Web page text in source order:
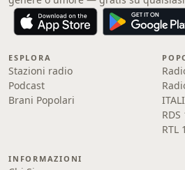
ESPLORA
Stazioni radio
Podcast
Brani Popolari
RTL
INFORMAZIONI